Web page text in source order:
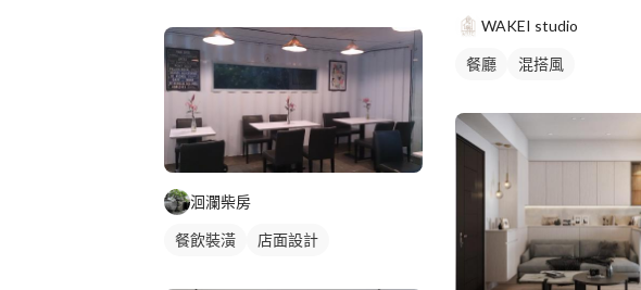
洄瀾柴房
餐飲裝潢 店面設計
WAKEI studio
餐廳 混搭風